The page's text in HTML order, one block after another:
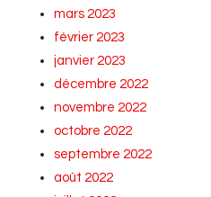
mars 2023
février 2023
janvier 2023
décembre 2022
novembre 2022
octobre 2022
septembre 2022
août 2022